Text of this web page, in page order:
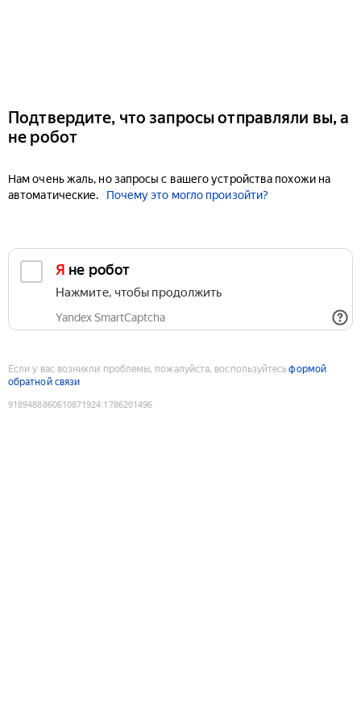
Подтвердите, что запросы отправляли вы, а
не робот
Нам очень жаль, но запросы с вашего устройства похожи на
автоматические.
Почему это могло произойти?
Я не робот
Нажмите, чтобы продолжить
Yandex SmartCaptcha
Если у вас возникли проблемы, пожалуйста, воспользуйтесьформой
обратной связи
9189488860610871924:1786201496